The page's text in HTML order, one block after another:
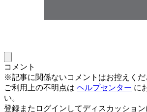
コメント
※記事に関係ないコメントはお控えくだ
ご利用上の不明点は ヘルプセンター に
い。
登録またログインしてディスカッション